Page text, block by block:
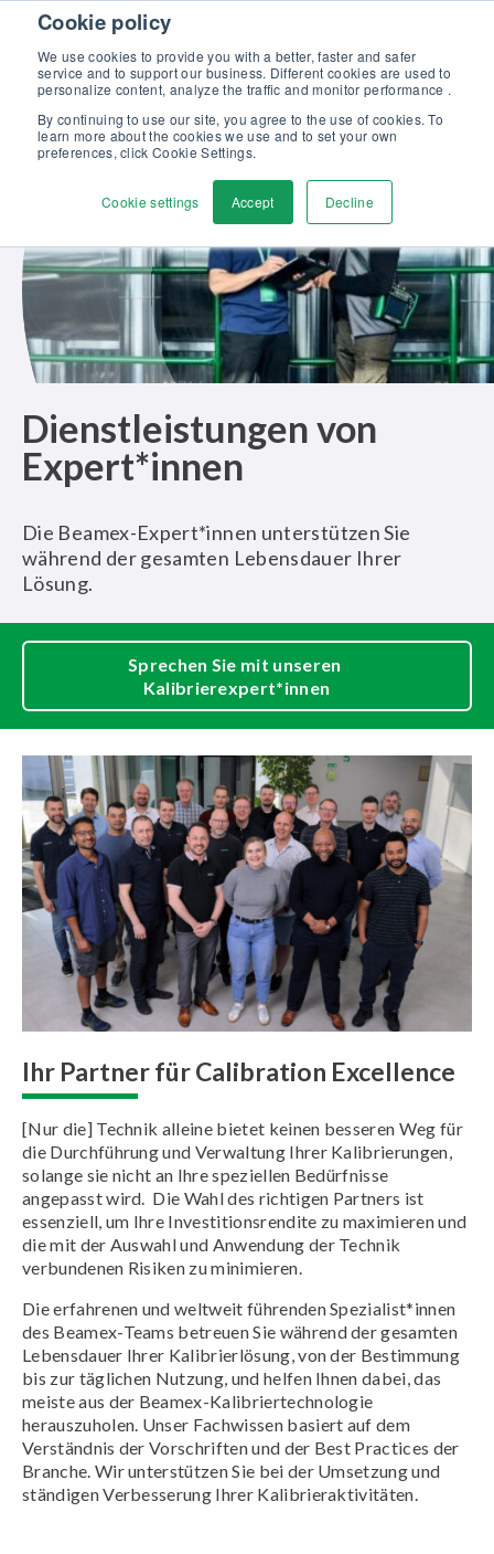
Cookie policy
We use cookies to provide you with a better, faster and safer
service and to support our business. Different cookies are used to
personalize content, analyze the traffic and monitor performance .
By continuing to use our site, you agree to the use of cookies. To
learn more about the cookies we use and to set your own
preferences, click Cookie Settings.
Cookie settings Accept Decline
Skip to content
Kalibriergrundlagen Druck (eBook) – jetzt kostenlos herunterladen!
Kontaktieren
Dienstleistungen von
Expert*innen
Die Beamex-Expert*innen unterstützen Sie
während der gesamten Lebensdauer Ihrer
Lösung.
Sprechen Sie mit unseren
Kalibrierexpert*innen
Ihr Partner für Calibration Excellence
[Nur die] Technik alleine bietet keinen besseren Weg für
die Durchführung und Verwaltung Ihrer Kalibrierungen,
solange sie nicht an Ihre speziellen Bedürfnisse
angepasst wird. Die Wahl des richtigen Partners ist
essenziell, um Ihre Investitionsrendite zu maximieren und
die mit der Auswahl und Anwendung der Technik
verbundenen Risiken zu minimieren.
Die erfahrenen und weltweit führenden Spezialist*innen
des Beamex-Teams betreuen Sie während der gesamten
Lebensdauer Ihrer Kalibrierlösung, von der Bestimmung
bis zur täglichen Nutzung, und helfen Ihnen dabei, das
meiste aus der Beamex-Kalibriertechnologie
herauszuholen. Unser Fachwissen basiert auf dem
Verständnis der Vorschriften und der Best Practices der
Branche. Wir unterstützen Sie bei der Umsetzung und
ständigen Verbesserung Ihrer Kalibrieraktivitäten.